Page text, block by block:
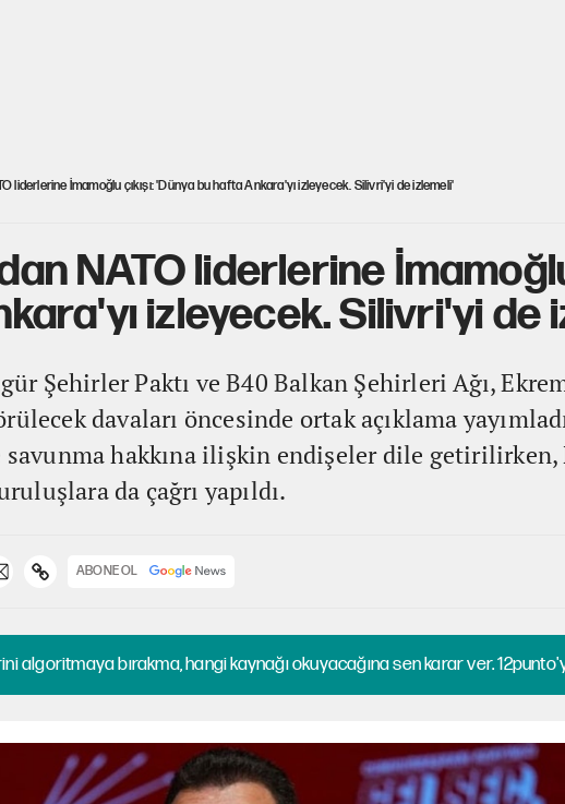
liderlerine İmamoğlu çıkışı: 'Dünya bu hafta Ankara'yı izleyecek. Silivri'yi de izlemeli'
NATO liderlerine İmamoğlu
izleyecek. Silivri'yi de
Şehirler Paktı ve B40 Balkan Şehirleri Ağı,
davaları öncesinde ortak açıklama
savunma hakkına ilişkin endişeler dile
da çağrı yapıldı.
ABONE OL
algoritmaya bırakma, hangi kaynağı okuyacağına sen karar ver.